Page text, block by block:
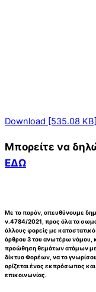
Download [535.08 KB]
Μπορείτε να
ΕΔΩ
Με το παρόν, απευθύνουμε
ν.4784/2021, προς όλα τα
άλλους φορείς με
άρθρου 3 του ανωτέρω νόμου,
προώθηση θεμάτων ατόμων με
δίκτυο Φορέων, να το
ορίζεται ένας εκπρόσωπος
επικοινωνίας.